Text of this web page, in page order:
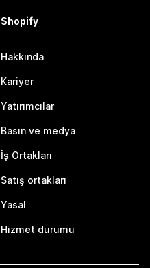
Shopify
Hakkında
Kariyer
Yatırımcılar
Basın ve medya
İş Ortakları
Satış ortakları
Yasal
Hizmet durumu